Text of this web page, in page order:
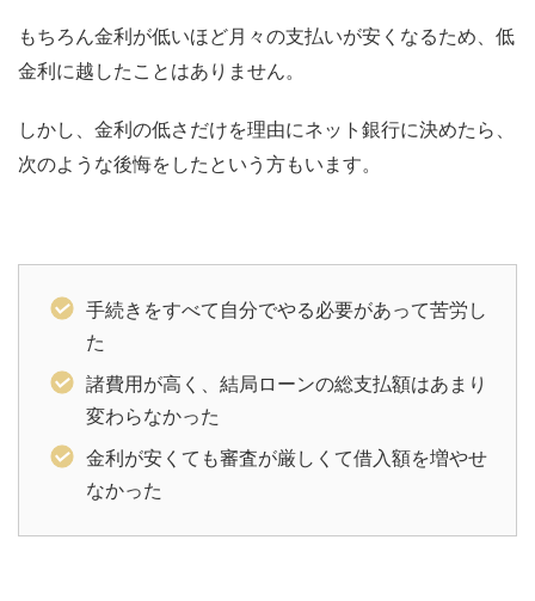
もちろん金利が低いほど月々の支払いが安くなるため、低
金利に越したことはありません。
しかし、金利の低さだけを理由にネット銀行に決めたら、
次のような後悔をしたという方もいます。
手続きをすべて自分でやる必要があって苦労し
た
諸費用が高く、結局ローンの総支払額はあまり
変わらなかった
金利が安くても審査が厳しくて借入額を増やせ
なかった